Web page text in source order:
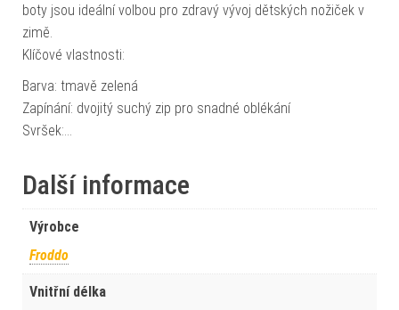
boty jsou ideální volbou pro zdravý vývoj dětských nožiček v
zimě.
Klíčové vlastnosti:
Barva: tmavě zelená
Zapínání: dvojitý suchý zip pro snadné oblékání
Svršek:…
Další informace
Výrobce
Froddo
Vnitřní délka